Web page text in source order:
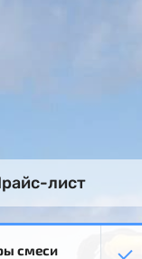
лист
смеси